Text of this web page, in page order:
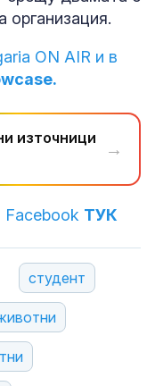
организация.
ON AIR и в
източници
→
Facebook ТУК
студент